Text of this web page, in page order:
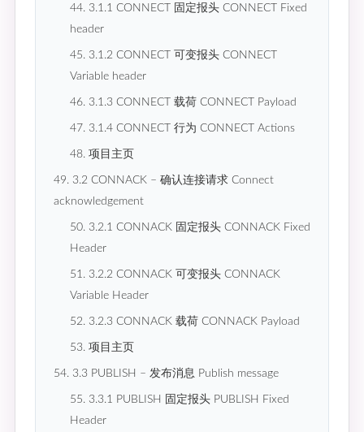
44. 3.1.1 CONNECT 固定报头 CONNECT Fixed
header
45. 3.1.2 CONNECT 可变报头 CONNECT
Variable header
46. 3.1.3 CONNECT 载荷 CONNECT Payload
47. 3.1.4 CONNECT 行为 CONNECT Actions
48. 项目主页
49. 3.2 CONNACK – 确认连接请求 Connect
acknowledgement
50. 3.2.1 CONNACK 固定报头 CONNACK Fixed
Header
51. 3.2.2 CONNACK 可变报头 CONNACK
Variable Header
52. 3.2.3 CONNACK 载荷 CONNACK Payload
53. 项目主页
54. 3.3 PUBLISH – 发布消息 Publish message
55. 3.3.1 PUBLISH 固定报头 PUBLISH Fixed
Header